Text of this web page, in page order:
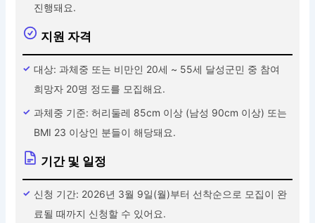
진행돼요.
지원 자격
대상: 과체중 또는 비만인 20세 ~ 55세 달성군민 중 참여
희망자 20명 정도를 모집해요.
과체중 기준: 허리둘레 85cm 이상 (남성 90cm 이상) 또는
BMI 23 이상인 분들이 해당돼요.
기간 및 일정
신청 기간: 2026년 3월 9일(월)부터 선착순으로 모집이 완
료될 때까지 신청할 수 있어요.